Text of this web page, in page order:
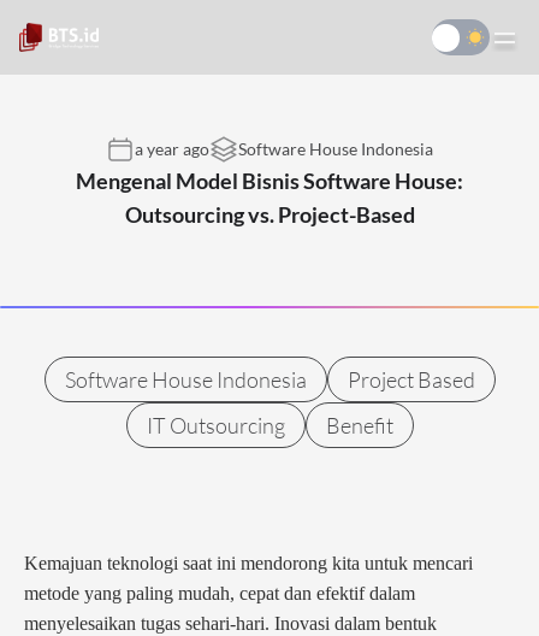
a year ago Software House Indonesia
Mengenal Model Bisnis Software House:
Outsourcing vs. Project-Based
Software House Indonesia
Project Based
IT Outsourcing
Benefit
Kemajuan teknologi saat ini mendorong kita untuk mencari
metode yang paling mudah, cepat dan efektif dalam
menyelesaikan tugas sehari-hari. Inovasi dalam bentuk